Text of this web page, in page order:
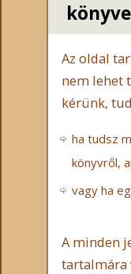
Az oldal
nem lehet
kérünk,
ha tudsz
könyvről,
vagy ha
A minden
tartalmára